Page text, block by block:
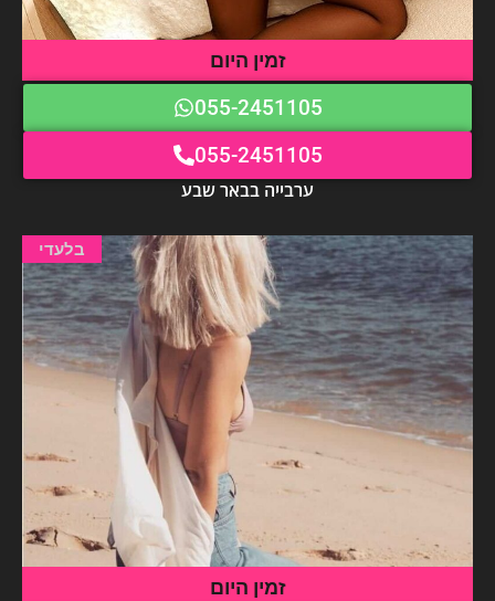
זמין היום
055-2451105
055-2451105
ערבייה בבאר שבע
בלעדי
זמין היום